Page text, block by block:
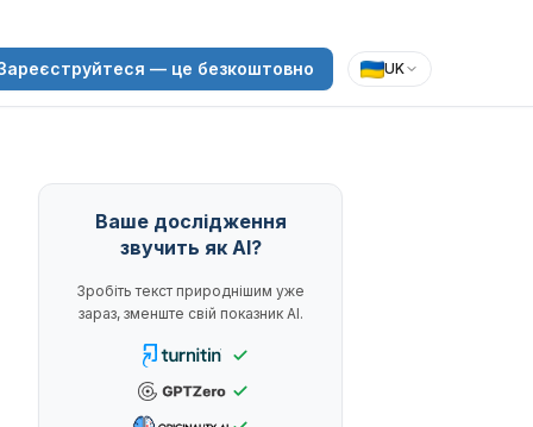
— це безкоштовно UK
Ваше дослідження
звучить як AI?
Зробіть текст природнішим уже
зараз, зменште свій показник AI.